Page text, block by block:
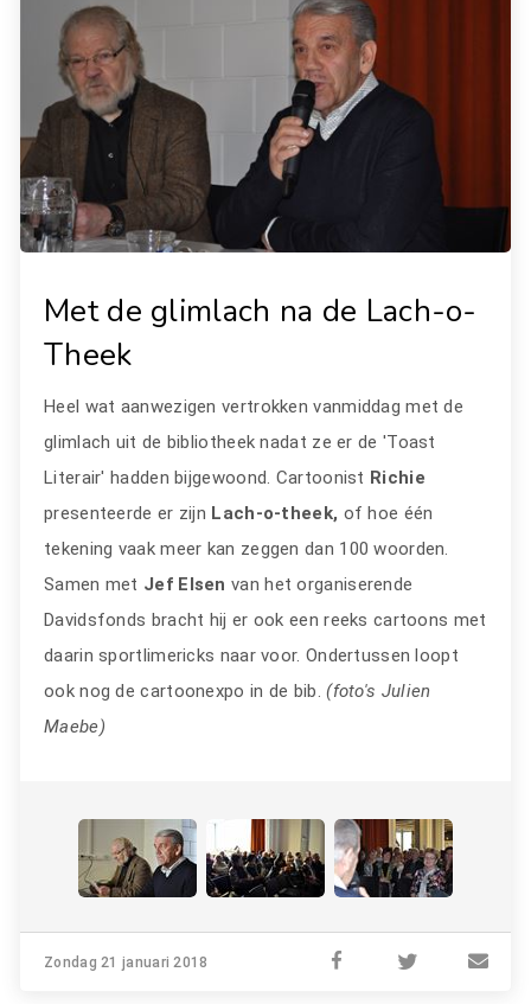
Met de glimlach na de Lach-o-
Theek
Heel wat aanwezigen vertrokken vanmiddag met de
glimlach uit de bibliotheek nadat ze er de 'Toast
Literair' hadden bijgewoond. Cartoonist Richie
presenteerde er zijn Lach-o-theek, of hoe één
tekening vaak meer kan zeggen dan 100 woorden.
Samen met Jef Elsen van het organiserende
Davidsfonds bracht hij er ook een reeks cartoons met
daarin sportlimericks naar voor. Ondertussen loopt
ook nog de cartoonexpo in de bib.(foto's Julien
Maebe)
Zondag 21 januari 2018